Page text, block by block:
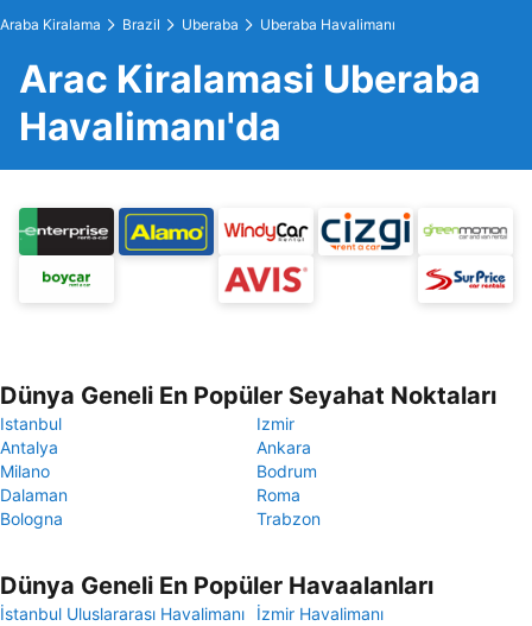
Araba Kiralama Brazil Uberaba Uberaba Havalimanı
Arac Kiralamasi Uberaba
Havalimanı'da
Dünya Geneli En Popüler Seyahat Noktaları
Istanbul
Izmir
Antalya
Ankara
Milano
Bodrum
Dalaman
Roma
Bologna
Trabzon
Dünya Geneli En Popüler Havaalanları
İstanbul Uluslararası Havalimanı
İzmir Havalimanı